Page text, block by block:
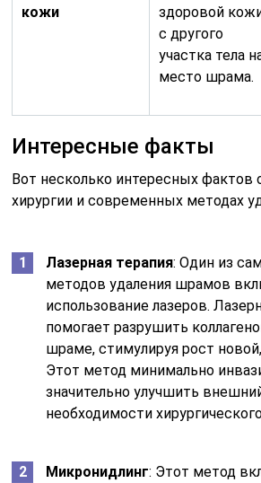
кожи
здоровой
с другого
участка тела
место шрама.
Интересные факты
Вот несколько интересных фактов
хирургии и современных методах
Лазерная терапия: Один из
методов удаления шрамов
использование лазеров.
помогает разрушить
шраме, стимулируя рост
Этот метод минимально
значительно улучшить
необходимости
Микронидлинг: Этот метод